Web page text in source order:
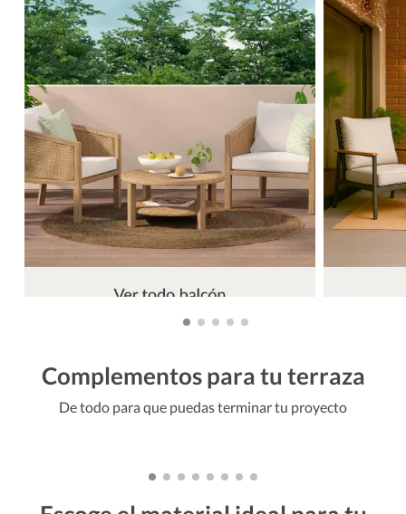
Complementos para tu terraza
De todo para que puedas terminar tu proyecto